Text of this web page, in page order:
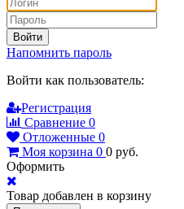
Войти
Напомнить пароль
Войти как пользователь:
Регистрация
Сравнение 0
Отложенные 0
Моя корзина 0 0 руб.
Оформить
Товар добавлен в корзину